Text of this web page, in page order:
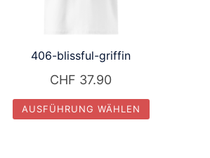
406-blissful-griffin
CHF 37.90
AUSFÜHRUNG WÄHLEN